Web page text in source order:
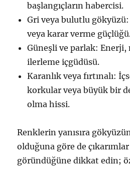
başlangıçların habercisi.
Gri veya bulutlu
veya karar verme
Güneşli ve parlak: Enerji,
ilerleme içgüdüsü.
Karanlık veya fırtınalı:
korkular veya büyük bir
olma hissi.
Renklerin yanısıra
olduğuna göre de çıkarımlar
göründüğüne dikkat edin;